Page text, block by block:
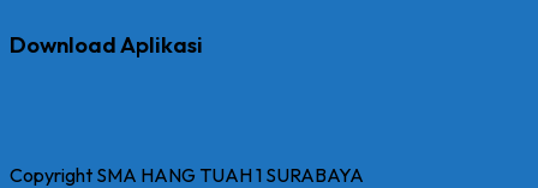
Download Aplikasi
Copyright SMA HANG TUAH 1 SURABAYA